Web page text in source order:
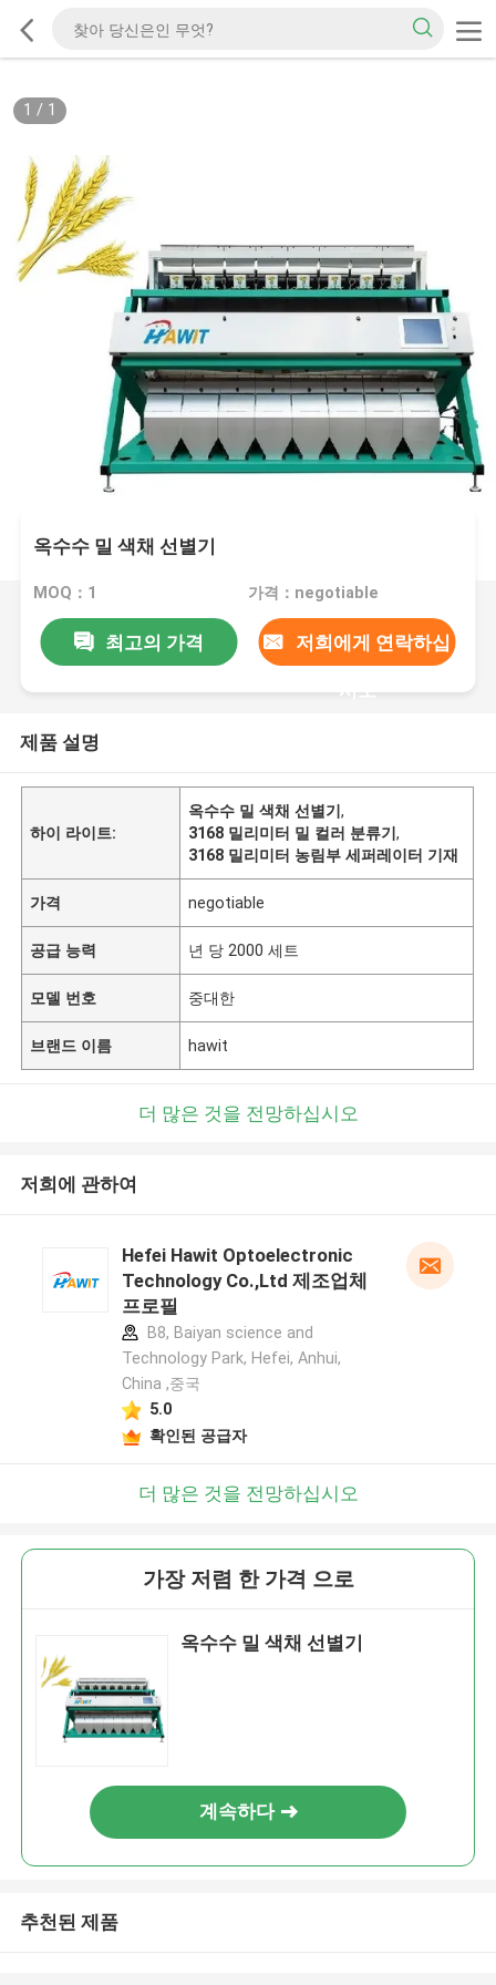
1 / 1
옥수수 밀 색채 선별기
MOQ：1 가격：negotiable
최고의 가격 저희에게 연락하십
시오
제품 설명
하이 라이트:
옥수수 밀 색채 선별기,
3168 밀리미터 밀 컬러 분류기,
3168 밀리미터 농림부 세퍼레이터 기재
가격 negotiable
공급 능력 년 당 2000 세트
모델 번호 중대한
브랜드 이름 hawit
더 많은 것을 전망하십시오
저희에 관하여
Hefei Hawit Optoelectronic
Technology Co.,Ltd 제조업체
프로필
B8, Baiyan science and
Technology Park, Hefei, Anhui,
China ,중국
5.0
확인된 공급자
더 많은 것을 전망하십시오
가장 저렴 한 가격 으로
옥수수 밀 색채 선별기
계속하다
추천된 제품